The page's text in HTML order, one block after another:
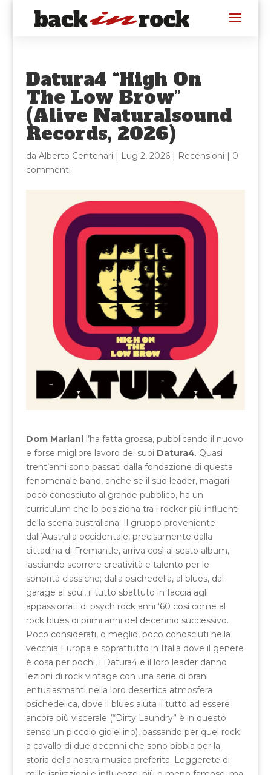
Datura4 “High On
The Low Brow”
(Alive Naturalsound
Records, 2026)
da Alberto Centenari | Lug 2, 2026| Recensioni | 0
commenti
Dom Marianil’ha fatta grossa, pubblicando il nuovo
e forse migliore lavoro dei suoi Datura4. Quasi
trent’anni sono passati dalla fondazione di questa
fenomenale band, anche se il suo leader, magari
poco conosciuto al grande pubblico, ha un
curriculum che lo posiziona tra i rocker più influenti
della scena australiana. Il gruppo proveniente
dall’Australia occidentale, precisamente dalla
cittadina di Fremantle, arriva così al sesto album,
lasciando scorrere creatività e talento per le
sonorità classiche; dalla psichedelia, al blues, dal
garage al soul, il tutto sbattuto in faccia agli
appassionati di psych rock anni ‘60 così come al
rock blues di primi anni del decennio successivo.
Poco considerati, o meglio, poco conosciuti nella
vecchia Europa e soprattutto in Italia dove il genere
è cosa per pochi, i Datura4 e il loro leader danno
lezioni di rock vintage con una serie di brani
entusiasmanti nella loro desertica atmosfera
psichedelica, dove il blues aiuta il tutto ad essere
ancora più viscerale (“Dirty Laundry” è in questo
senso un piccolo gioiellino), passando per quel rock
a cavallo di due decenni che sono bibbia per la
storia della nostra musica preferita. Leggerete di